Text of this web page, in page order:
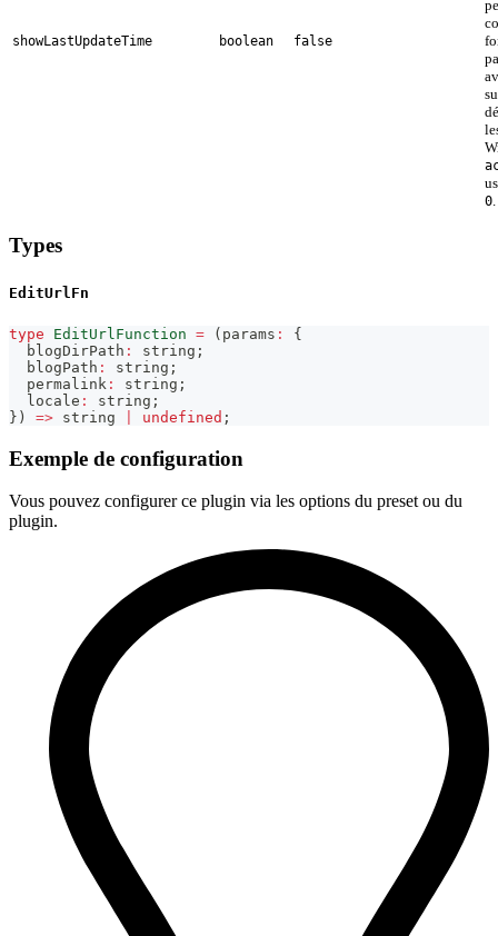
showLastUpdateTime boolean false
0
Types
EditUrlFn
type EditUrlFunction = ( params :
{
  blogDirPath
: string ;
  blogPath
: string ;
  permalink
: string ;
  locale
: string ;
} ) => string undefined ;
Exemple de configuration
Vous pouvez configurer ce plugin via les options du preset ou du
plugin.